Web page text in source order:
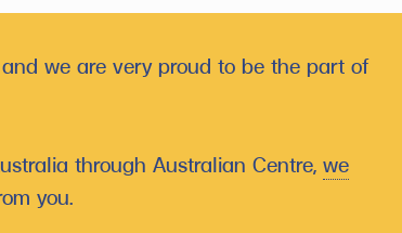
we are very proud to be the part of
through Australian Centre, we
you.